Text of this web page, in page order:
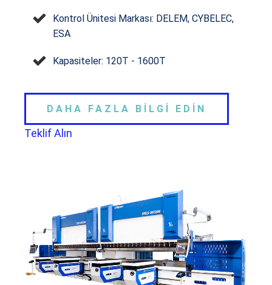
Kontrol Ünitesi Markası: DELEM, CYBELEC,
ESA
Kapasiteler: 120T - 1600T
DAHA FAZLA BİLGİ EDİN
Teklif Alın